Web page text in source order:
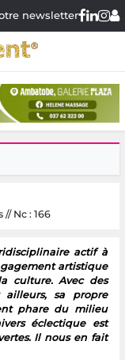
newsletter
Nc : 166
actif à
artistique
culture. Avec des
ailleurs, sa propre
phare du milieu
éclectique est
Il nous en fait